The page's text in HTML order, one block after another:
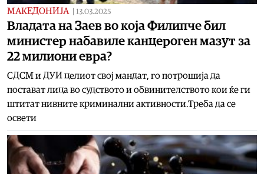
МАКЕДОНИЈА 13.03.2025
Владата на Заев во која Филипче бил
министер набавиле канцероген мазут за
22 милиони евра?
СДСМ и ДУИ целиот свој мандат, го потрошија да
постават лица во судството и обвинителството кои ќе ги
штитат нивните криминални активности.Треба да се
освети